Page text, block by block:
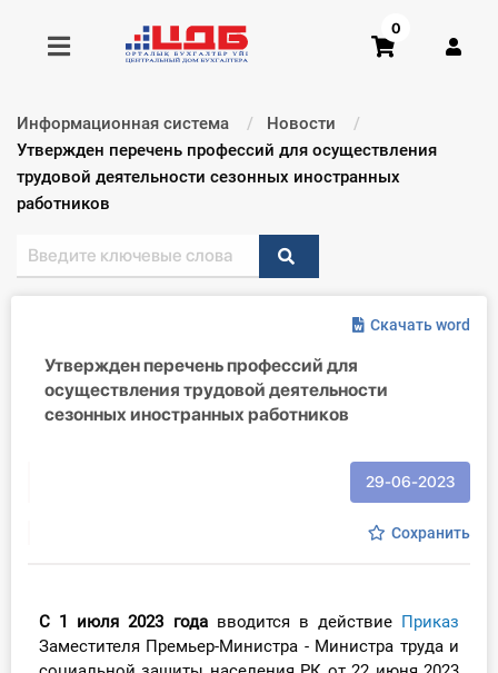
Получить консультацию
Купить доступ
Главная ИС
Консультации
Правовая база
Справочник бухгалтера
0
Информационная система
Новости
Текущий:
Утвержден перечень профессий для осуществления
трудовой деятельности сезонных иностранных
работников
Скачать word
Утвержден перечень профессий для
осуществления трудовой деятельности
сезонных иностранных работников
29-06-2023
Сохранить
С 1 июля 2023 годавводится в действие Приказ
Заместителя Премьер-Министра - Министра труда и